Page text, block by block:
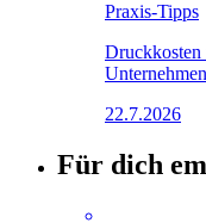
Praxis-Tipps
Druckkosten
22.7.2026
Für dich